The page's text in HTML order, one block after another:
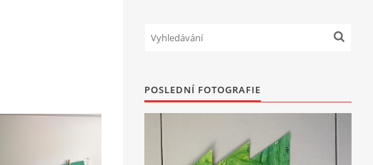
POSLEDNÍ FOTOGRAFIE